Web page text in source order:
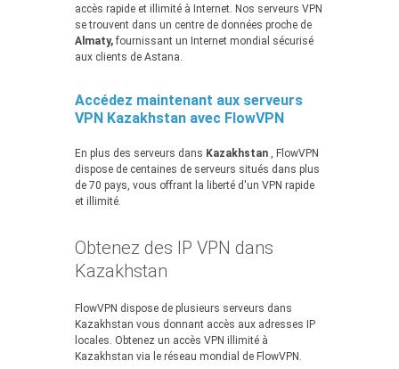
accès rapide et illimité à Internet. Nos serveurs VPN
se trouvent dans un centre de données proche de
Almaty, fournissant un Internet mondial sécurisé
aux clients de Astana.
Accédez maintenant aux serveurs
VPN Kazakhstan avec FlowVPN
En plus des serveurs dans Kazakhstan , FlowVPN
dispose de centaines de serveurs situés dans plus
de 70 pays, vous offrant la liberté d'un VPN rapide
et illimité.
Obtenez des IP VPN dans
Kazakhstan
FlowVPN dispose de plusieurs serveurs dans
Kazakhstan vous donnant accès aux adresses IP
locales. Obtenez un accès VPN illimité à
Kazakhstan via le réseau mondial de FlowVPN.